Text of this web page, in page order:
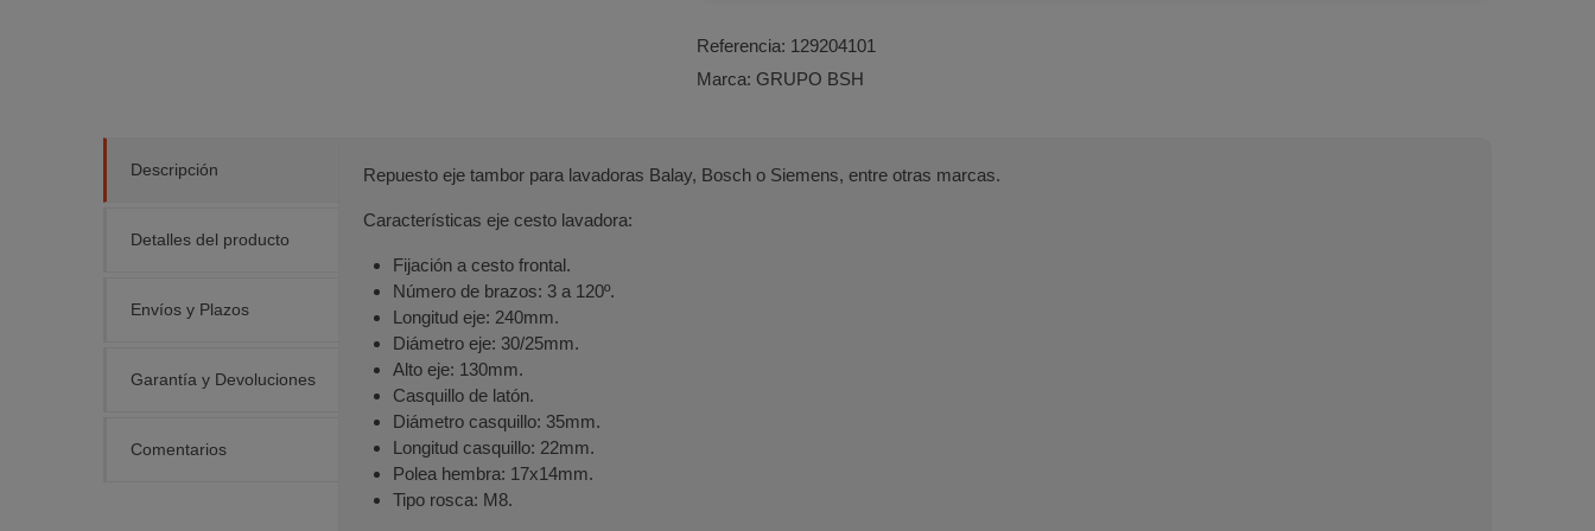
Referencia: 129204101
Marca: GRUPO BSH
Descripción
Detalles del producto
Envíos y Plazos
Garantía y Devoluciones
Comentarios
Repuesto eje tambor para lavadoras Balay, Bosch o Siemens, entre otras marcas.
Características eje cesto lavadora:
Fijación a cesto frontal.
Número de brazos: 3 a 120º.
Longitud eje: 240mm.
Diámetro eje: 30/25mm.
Alto eje: 130mm.
Casquillo de latón.
Diámetro casquillo: 35mm.
Longitud casquillo: 22mm.
Polea hembra: 17x14mm.
Tipo rosca: M8.